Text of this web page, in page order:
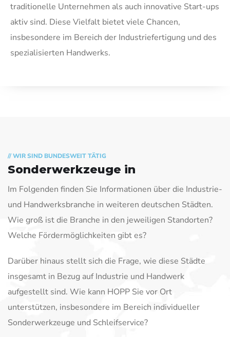
traditionelle Unternehmen als auch innovative Start-ups
aktiv sind. Diese Vielfalt bietet viele Chancen,
insbesondere im Bereich der Industriefertigung und des
spezialisierten Handwerks.
// WIR SIND BUNDESWEIT TÄTIG
Sonderwerkzeuge in
Im Folgenden finden Sie Informationen über die Industrie-
und Handwerksbranche in weiteren deutschen Städten.
Wie groß ist die Branche in den jeweiligen Standorten?
Welche Fördermöglichkeiten gibt es?
Darüber hinaus stellt sich die Frage, wie diese Städte
insgesamt in Bezug auf Industrie und Handwerk
aufgestellt sind. Wie kann HOPP Sie vor Ort
unterstützen, insbesondere im Bereich individueller
Sonderwerkzeuge und Schleifservice?